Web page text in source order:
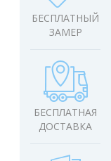
БЕСПЛАТНЫЙ
ЗАМЕР
БЕСПЛАТНАЯ
ДОСТАВКА